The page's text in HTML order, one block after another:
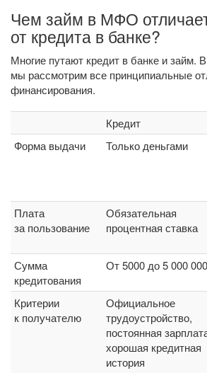
Чем займ в МФО
от кредита в банке?
Многие путают кредит в банке и займ.
мы рассмотрим все принципиальные
финансирования.
Кредит
Форма выдачи
Только деньгами
Плата
за пользование
Обязательная
процентная ставка
Сумма
кредитования
От 5000 до 5 000
Критерии
к получателю
Официальное
трудоустройство,
постоянная
хорошая кредитная
история